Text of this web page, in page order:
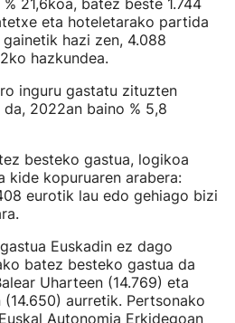
21,6koa, batez beste 1.744
eta hoteletarako partida
hazi zen, 4.088
hazkundea.
inguru gastatu zituzten
2022an baino % 5,8
besteko gastua, logikoa
kide kopuruaren arabera:
eurotik lau edo gehiago bizi
Euskadin ez dago
batez besteko gastua da
Uharteen (14.769) eta
aurretik. Pertsonako
Autonomia Erkidegoan